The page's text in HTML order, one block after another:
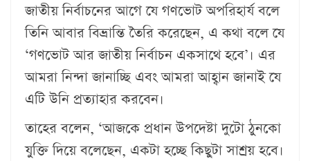
জাতীয় নির্বাচনের আগে যে গণভোট অপরিহার্য বলে
তিনি আবার বিভ্রান্তি তৈরি করেছেন, এ কথা বলে যে
‘গণভোট আর জাতীয় নির্বাচন একসাথে হবে’। এর
আমরা নিন্দা জানাচ্ছি এবং আমরা আহ্বান জানাই যে
এটি উনি প্রত্যাহার করবেন।
তাহের বলেন, ‘আজকে প্রধান উপদেষ্টা দুটো ঠুনকো
যুক্তি দিয়ে বলেছেন, একটা হচ্ছে কিছুটা সাশ্রয় হবে।